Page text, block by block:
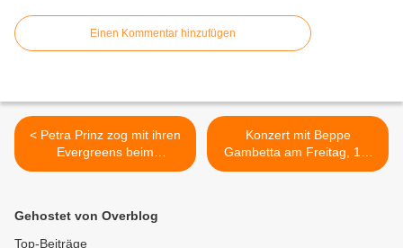
Einen Kommentar hinzufügen
< Petra Prinz zog mit ihren
Evergreens beim
Benefizkonzert für die
Konzert mit Beppe
Gambetta am Freitag, 17.
November 2017 im
Gehostet von Overblog
Top-Beiträge